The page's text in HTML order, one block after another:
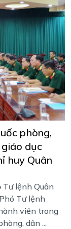
phòng,
dục
huy Quân
lệnh Quân
Tư lệnh
viên trong
dân ...